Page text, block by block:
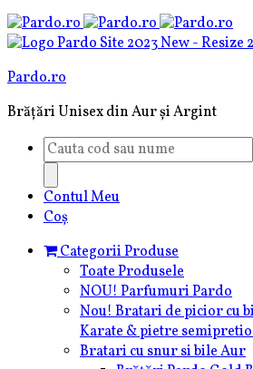
Pardo.ro
Brățări Unisex din Aur și Argint
Products
search
Contul Meu
Coș
Categorii Produse
Toate Produsele
NOU! Parfumuri Pardo
Nou! Bratari de picior cu
Karate & pietre
Bratari cu snur si bile Aur